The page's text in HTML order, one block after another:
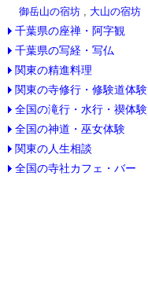
御岳山の宿坊 , 大山の宿坊
千葉県の座禅・阿字観
千葉県の写経・写仏
関東の精進料理
関東の寺修行・修験道体験
全国の滝行・水行・禊体験
全国の神道・巫女体験
関東の人生相談
全国の寺社カフェ・バー